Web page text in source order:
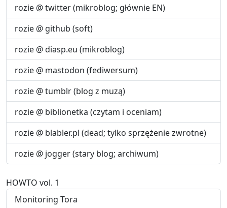
rozie @ twitter (mikroblog; głównie EN)
rozie @ github (soft)
rozie @ diasp.eu (mikroblog)
rozie @ mastodon (fediwersum)
rozie @ tumblr (blog z muzą)
rozie @ biblionetka (czytam i oceniam)
rozie @ blabler.pl (dead; tylko sprzężenie zwrotne)
rozie @ jogger (stary blog; archiwum)
HOWTO vol. 1
Monitoring Tora